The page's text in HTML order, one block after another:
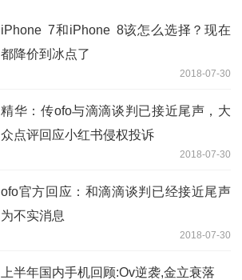
iPhone 7和iPhone 8该怎么选择？现在
都降价到冰点了
2018-07-30
精华：传ofo与滴滴谈判已接近尾声，大
众点评回应小红书侵权投诉
2018-07-30
ofo官方回应：和滴滴谈判已经接近尾声
为不实消息
2018-07-30
上半年国内手机回顾:Ov逆袭,金立衰落